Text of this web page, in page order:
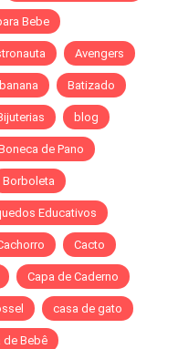
Bebe
Avengers
banana Batizado
blog
de Pano
Borboleta
Educativos
Cacto
Capa de Caderno
casa de gato
de Bebê